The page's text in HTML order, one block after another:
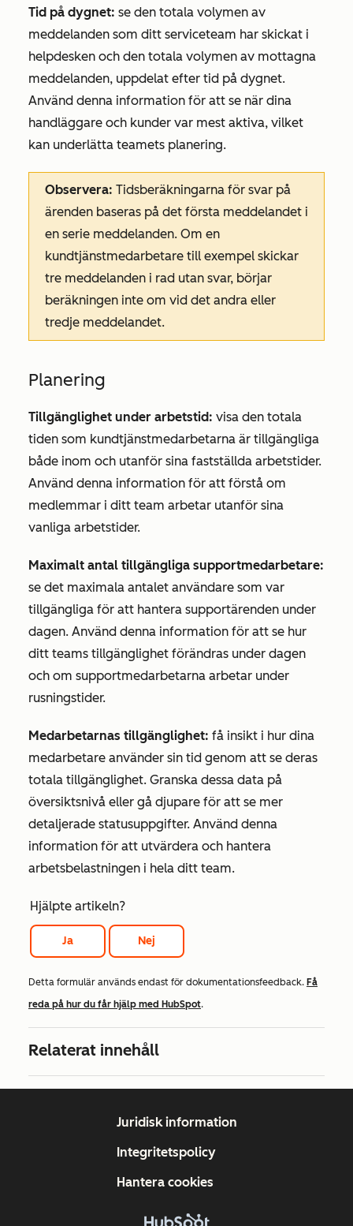
Tid på dygnet: se den totala volymen av
meddelanden som ditt serviceteam har skickat i
helpdesken och den totala volymen av mottagna
meddelanden, uppdelat efter tid på dygnet.
Använd denna information för att se när dina
handläggare och kunder var mest aktiva, vilket
kan underlätta teamets planering.
Observera: Tidsberäkningarna för svar på
ärenden baseras på det första meddelandet i
en serie meddelanden. Om en
kundtjänstmedarbetare till exempel skickar
tre meddelanden i rad utan svar, börjar
beräkningen inte om vid det andra eller
tredje meddelandet.
Planering
Tillgänglighet under arbetstid: visa den totala
tiden som kundtjänstmedarbetarna är tillgängliga
både inom och utanför sina fastställda arbetstider.
Använd denna information för att förstå om
medlemmar i ditt team arbetar utanför sina
vanliga arbetstider.
Maximalt antal tillgängliga supportmedarbetare:
se det maximala antalet användare som var
tillgängliga för att hantera supportärenden under
dagen. Använd denna information för att se hur
ditt teams tillgänglighet förändras under dagen
och om supportmedarbetarna arbetar under
rusningstider.
Medarbetarnas tillgänglighet: få insikt i hur dina
medarbetare använder sin tid genom att se deras
totala tillgänglighet. Granska dessa data på
översiktsnivå eller gå djupare för att se mer
detaljerade statusuppgifter. Använd denna
information för att utvärdera och hantera
arbetsbelastningen i hela ditt team.
Hjälpte artikeln?
Ja Nej
Detta formulär används endast för dokumentationsfeedback. Få
reda på hur du får hjälp med HubSpot.
Relaterat innehåll
Juridisk information
Integritetspolicy
Hantera cookies